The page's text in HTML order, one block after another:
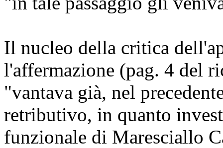
Il nucleo della critica
l'affermazione (pag. 4 del
"vantava già, nel
retributivo, in quanto
funzionale di Maresciallo